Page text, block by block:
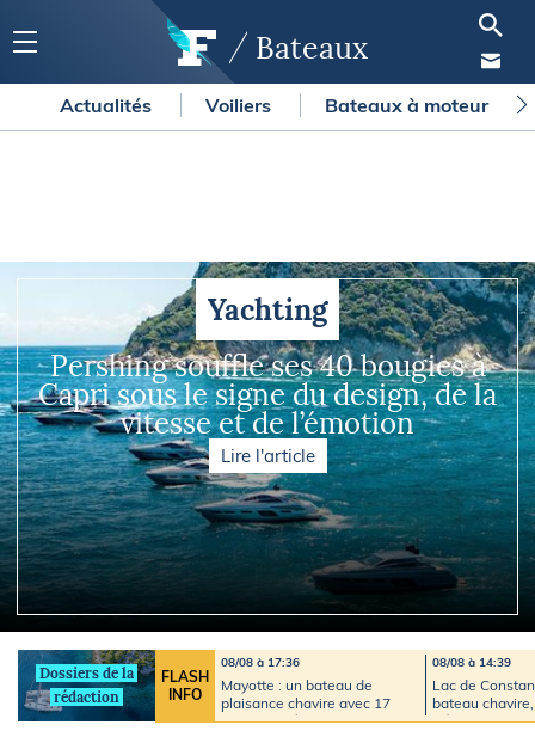
Bateaux
Actualités Voiliers Bateaux à moteur
Yachting
Pershing souffle ses 40 bougies à
Capri sous le signe du design, de la
vitesse et de l’émotion
Lire l'article
Dossiers de la
rédaction
FLASH
INFO
08/08 à 17:36
Mayotte : un bateau de
plaisance chavire avec 17
personnes à bord, une
08/08 à 14:39
Lac de
bateau
près de 200